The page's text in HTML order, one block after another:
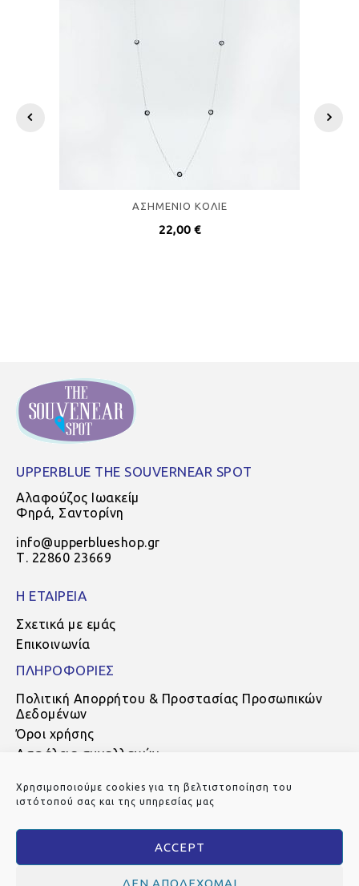
Χρησιμοποιούμε cookies για τη βελτιστοποίηση του
ιστότοπού σας και της υπηρεσίας μας
ACCEPT
ΔΕΝ ΑΠΟΔΈΧΟΜΑΙ
ΑΣΗΜΕΝΙO ΚΟΛΙΕ
22,00 €
UPPERBLUE THE SOUVERNEAR SPOT
Αλαφούζος Ιωακείμ
Φηρά, Σαντορίνη
info@upperblueshop.gr
Τ. 22860 23669
Η ΕΤΑΙΡΕΙΑ
Σχετικά με εμάς
Επικοινωνία
ΠΛΗΡΟΦΟΡΙΕΣ
Πολιτική Απορρήτου & Προστασίας Προσωπικών
Δεδομένων
Όροι χρήσης
Ασφάλεια συναλλαγών
Τρόποι αποστολής